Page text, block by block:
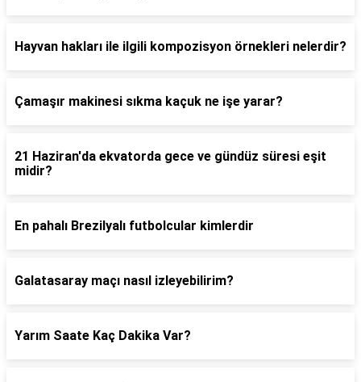
Hayvan hakları ile ilgili kompozisyon örnekleri nelerdir?
Çamaşır makinesi sıkma kaçuk ne işe yarar?
21 Haziran'da ekvatorda gece ve gündüz süresi eşit
midir?
En pahalı Brezilyalı futbolcular kimlerdir
Galatasaray maçı nasıl izleyebilirim?
Yarım Saate Kaç Dakika Var?